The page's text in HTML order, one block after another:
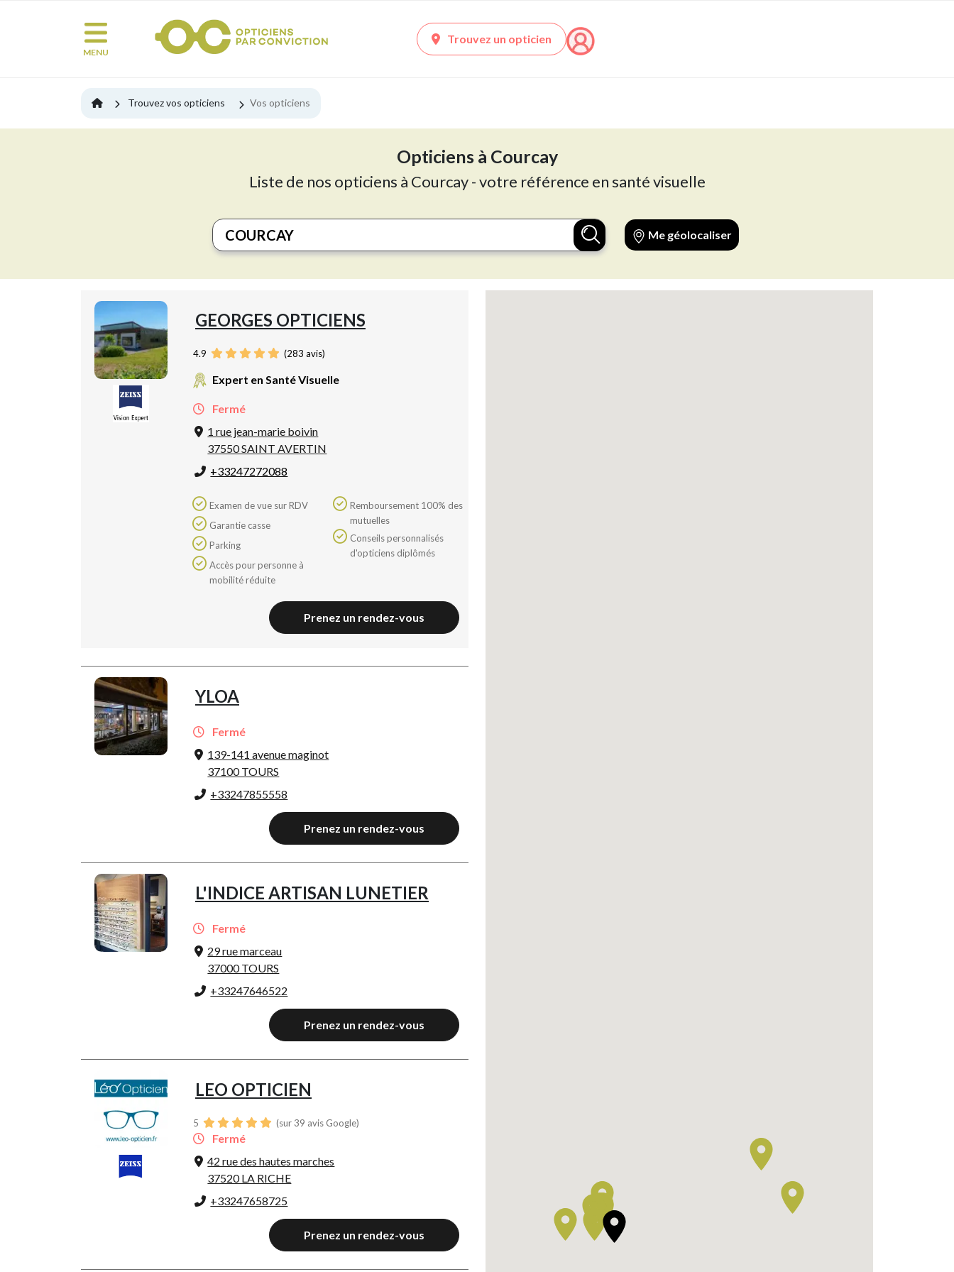
MENU
Trouvez un opticien
Trouvez vos opticiens Vos opticiens
Opticiens à Courcay
Liste de nos opticiens à Courcay - votre référence en santé visuelle
Me géolocaliser
GEORGES OPTICIENS
4.9 (283 avis)
Expert en Santé Visuelle
Fermé
1 rue jean-marie boivin
37550 SAINT AVERTIN
+33247272088
Examen de vue sur RDV
Garantie casse
Parking
mobilité réduite
mutuelles
d'opticiens diplômés
Prenez un rendez-vous
YLOA
Fermé
139-141 avenue maginot
37100 TOURS
+33247855558
Prenez un rendez-vous
L'INDICE ARTISAN LUNETIER
Fermé
29 rue marceau
37000 TOURS
+33247646522
Prenez un rendez-vous
LEO OPTICIEN
5 (sur 39 avis Google)
Fermé
42 rue des hautes marches
37520 LA RICHE
+33247658725
Prenez un rendez-vous
Notre conviction